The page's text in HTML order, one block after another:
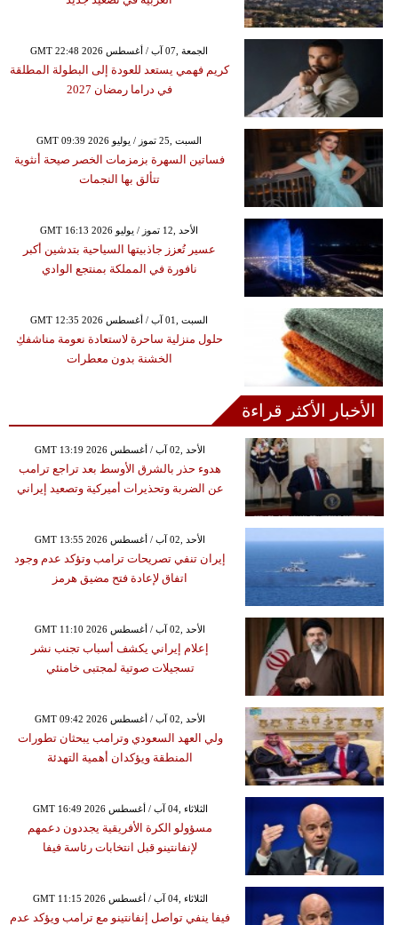
GMT 22:48 2026 الجمعة ,07 آب / أغسطس
كريم فهمي يستعد للعودة إلى البطولة المطلقة
في دراما رمضان 2027
GMT 09:39 2026 السبت ,25 تموز / يوليو
فساتين السهرة بزمزمات الخصر صيحة أنثوية
تتألق بها النجمات
GMT 16:13 2026 الأحد ,12 تموز / يوليو
عسير تُعزز جاذبيتها السياحية بتدشين أكبر
نافورة في المملكة بمنتجع الوادي
GMT 12:35 2026 السبت ,01 آب / أغسطس
حلول منزلية ساحرة لاستعادة نعومة مناشفكِ
الخشنة بدون معطرات
الأخبار الأكثر قراءة
GMT 13:19 2026 الأحد ,02 آب / أغسطس
هدوء حذر بالشرق الأوسط بعد تراجع ترامب
عن الضربة وتحذيرات أميركية وتصعيد إيراني
GMT 13:55 2026 الأحد ,02 آب / أغسطس
إيران تنفي تصريحات ترامب وتؤكد عدم وجود
اتفاق لإعادة فتح مضيق هرمز
GMT 11:10 2026 الأحد ,02 آب / أغسطس
إعلام إيراني يكشف أسباب تجنب نشر
تسجيلات صوتية لمجتبى خامنئي
GMT 09:42 2026 الأحد ,02 آب / أغسطس
ولي العهد السعودي وترامب يبحثان تطورات
المنطقة ويؤكدان أهمية التهدئة
GMT 16:49 2026 الثلاثاء ,04 آب / أغسطس
مسؤولو الكرة الأفريقية يجددون دعمهم
لإنفانتينو قبل انتخابات رئاسة فيفا
GMT 11:15 2026 الثلاثاء ,04 آب / أغسطس
فيفا ينفي تواصل إنفانتينو مع ترامب ويؤكد عدم